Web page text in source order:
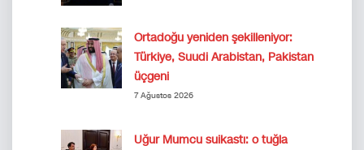
Ortadoğu yeniden şekilleniyor:
Türkiye, Suudi Arabistan, Pakistan
üçgeni
7 Ağustos 2026
Uğur Mumcu suikastı: o tuğla